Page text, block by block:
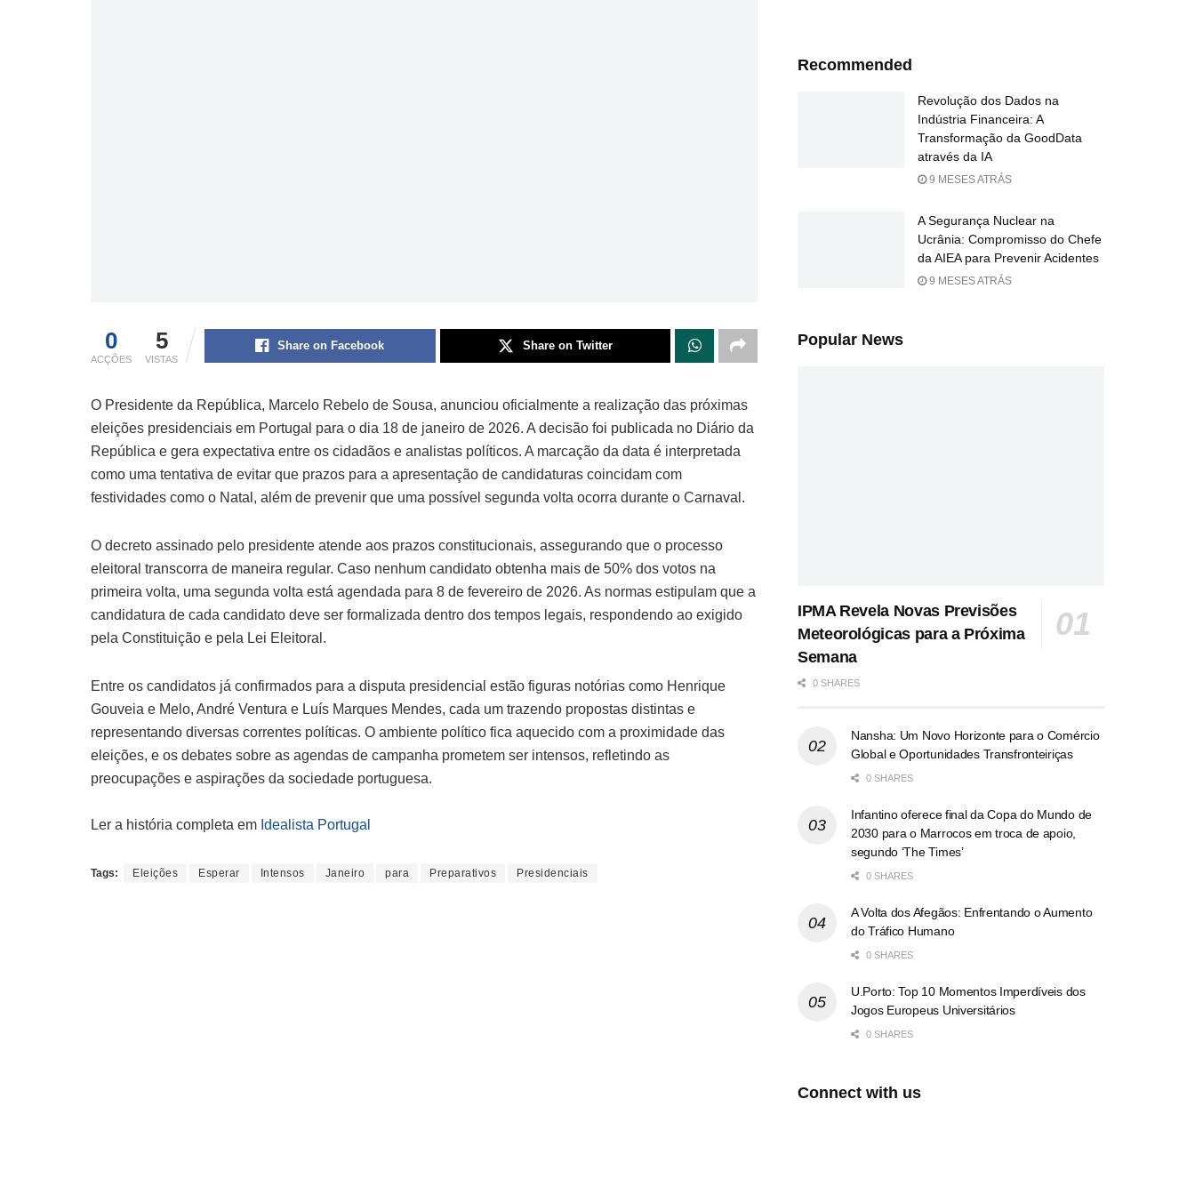
0
ACÇÕES
5
VISTAS
Share on Facebook Share on Twitter
O Presidente da República, Marcelo Rebelo de Sousa, anunciou oficialmente a realização das próximas
eleições presidenciais em Portugal para o dia 18 de janeiro de 2026. A decisão foi publicada no Diário da
República e gera expectativa entre os cidadãos e analistas políticos. A marcação da data é interpretada
como uma tentativa de evitar que prazos para a apresentação de candidaturas coincidam com
festividades como o Natal, além de prevenir que uma possível segunda volta ocorra durante o Carnaval.
O decreto assinado pelo presidente atende aos prazos constitucionais, assegurando que o processo
eleitoral transcorra de maneira regular. Caso nenhum candidato obtenha mais de 50% dos votos na
primeira volta, uma segunda volta está agendada para 8 de fevereiro de 2026. As normas estipulam que a
candidatura de cada candidato deve ser formalizada dentro dos tempos legais, respondendo ao exigido
pela Constituição e pela Lei Eleitoral.
Entre os candidatos já confirmados para a disputa presidencial estão figuras notórias como Henrique
Gouveia e Melo, André Ventura e Luís Marques Mendes, cada um trazendo propostas distintas e
representando diversas correntes políticas. O ambiente político fica aquecido com a proximidade das
eleições, e os debates sobre as agendas de campanha prometem ser intensos, refletindo as
preocupações e aspirações da sociedade portuguesa.
Ler a história completa em Idealista Portugal
Tags: Eleições Esperar Intensos Janeiro para Preparativos Presidenciais
Recommended
Revolução dos Dados na
Indústria Financeira: A
Transformação da GoodData
através da IA
9 MESES ATRÁS
A Segurança Nuclear na
Ucrânia: Compromisso do Chefe
da AIEA para Prevenir Acidentes
9 MESES ATRÁS
Popular News
IPMA Revela Novas Previsões
Meteorológicas para a Próxima
Semana
0 SHARES
Nansha: Um Novo Horizonte para o Comércio
Global e Oportunidades Transfronteiriças
0 SHARES
Infantino oferece final da Copa do Mundo de
2030 para o Marrocos em troca de apoio,
segundo ‘The Times’
0 SHARES
A Volta dos Afegãos: Enfrentando o Aumento
do Tráfico Humano
0 SHARES
U.Porto: Top 10 Momentos Imperdíveis dos
Jogos Europeus Universitários
0 SHARES
Connect with us